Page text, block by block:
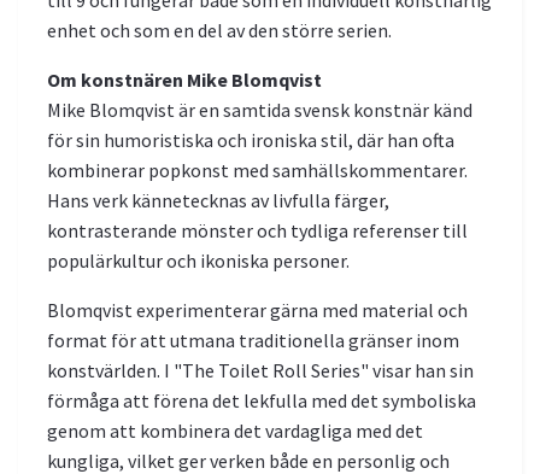
enhet och som en del av den större serien.
Om konstnären Mike Blomqvist
Mike Blomqvist är en samtida svensk konstnär känd
för sin humoristiska och ironiska stil, där han ofta
kombinerar popkonst med samhällskommentarer.
Hans verk kännetecknas av livfulla färger,
kontrasterande mönster och tydliga referenser till
populärkultur och ikoniska personer.
Blomqvist experimenterar gärna med material och
format för att utmana traditionella gränser inom
konstvärlden. I "The Toilet Roll Series" visar han sin
förmåga att förena det lekfulla med det symboliska
genom att kombinera det vardagliga med det
kungliga, vilket ger verken både en personlig och